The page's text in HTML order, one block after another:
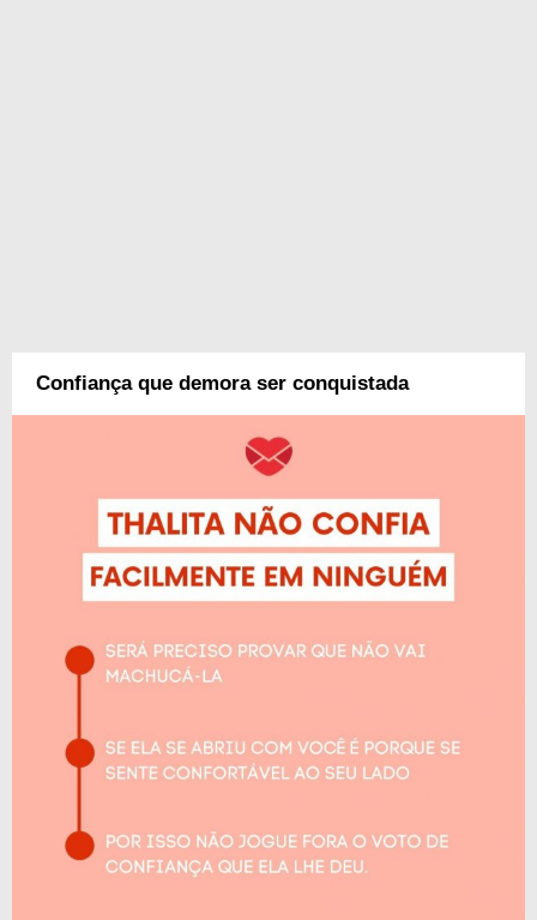
Confiança que demora ser conquistada